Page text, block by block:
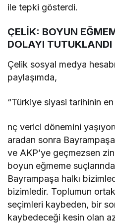
ile tepki gösterdi.
ÇELİK: BOYUN
DOLAYI TUTUKLANDI
Çelik sosyal medya
paylaşımda,
“Türkiye siyasi tarihinin
nç verici dönemini
aradan sonra
ve AKP’ye geçmezsen
boyun eğmeme
Bayrampaşa halkı
bizimledir. Toplumun
seçimleri kaybeden, bir
kaybedeceği kesin olan